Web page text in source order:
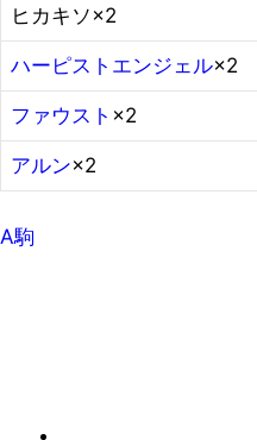
ヒカキソ×2
ハーピストエンジェル×2
ファウスト ×2
アルン×2
A駒